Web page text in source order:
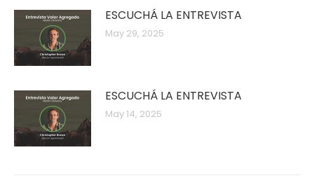
ESCUCHÁ LA ENTREVISTA
May 29, 2025
ESCUCHÁ LA ENTREVISTA
May 14, 2025